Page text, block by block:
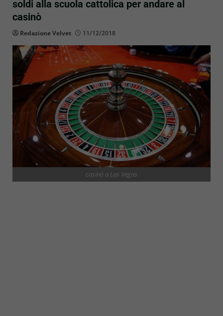
soldi alla scuola cattolica per andare al
casinò
Redazione Velvet 11/12/2018
casinò a Las Vegas